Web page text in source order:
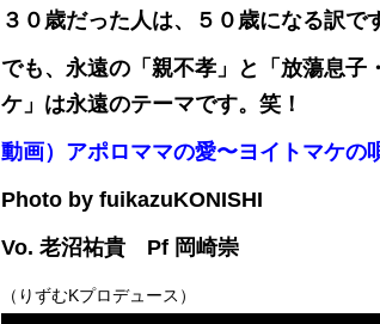
３０歳だった人は、５０歳になる訳で
でも、永遠の「親不孝」と「放蕩息子
ケ」は永遠のテーマです。笑！
動画）アポロママの愛〜ヨイトマケの
Photo by fuikazuKONISHI
Vo. 老沼祐貴 Pf 岡崎崇
（りずむKプロデュース）